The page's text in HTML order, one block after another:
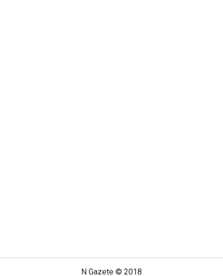
N Gazete © 2018